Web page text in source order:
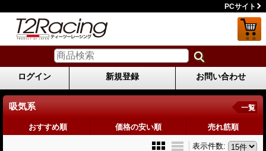
PCサイト
ログイン 新規登録 お問い合わせ
吸気系 一覧
おすすめ順 価格の安い順 売れ筋順
表示件数: